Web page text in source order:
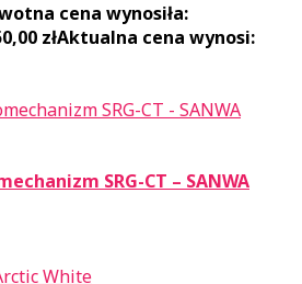
cena wynosiła:
złAktualna cena wynosi:
SRG-CT – SANWA